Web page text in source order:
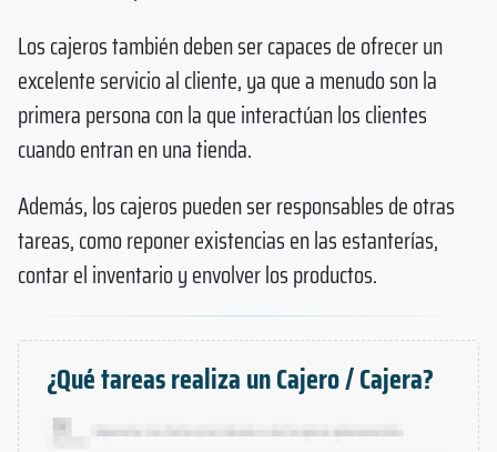
Los cajeros también deben ser capaces de ofrecer un
excelente servicio al cliente, ya que a menudo son la
primera persona con la que interactúan los clientes
cuando entran en una tienda.
Además, los cajeros pueden ser responsables de otras
tareas, como reponer existencias en las estanterías,
contar el inventario y envolver los productos.
¿Qué tareas realiza un Cajero / Cajera?